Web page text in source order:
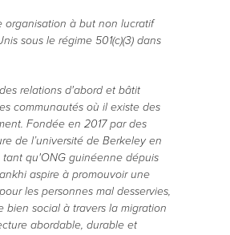
organisation à but non lucratif
sous le régime 501(c)(3) dans
relations d'abord et bâtit
communautés où il existe des
Fondée en 2017 par des
de l’université de Berkeley en
qu'ONG guinéenne dépuis
aspire à promouvoir une
les personnes mal desservies,
bien social à travers la migration
abordable, durable et